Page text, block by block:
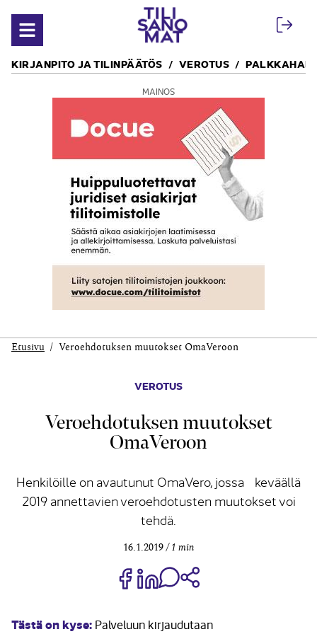
Avaa valikko
KIRJANPITO JA TILINPÄÄTÖS VEROTUS
MAINOS
Etusivu Veroehdotuksen muutokset OmaVeroon
VEROTUS
Veroehdotuksen muutokset
OmaVeroon
Henkilöille on avautunut OmaVero, jossa keväällä
2019 annettavien veroehdotusten muutokset voi
tehdä.
16.1.2019 1 min
Jaa Share on Facebook
Jaa Share on LinkedIn
Jaa WhatsApp-viestinä
Tästä on kyse: Palveluun kirjaudutaan